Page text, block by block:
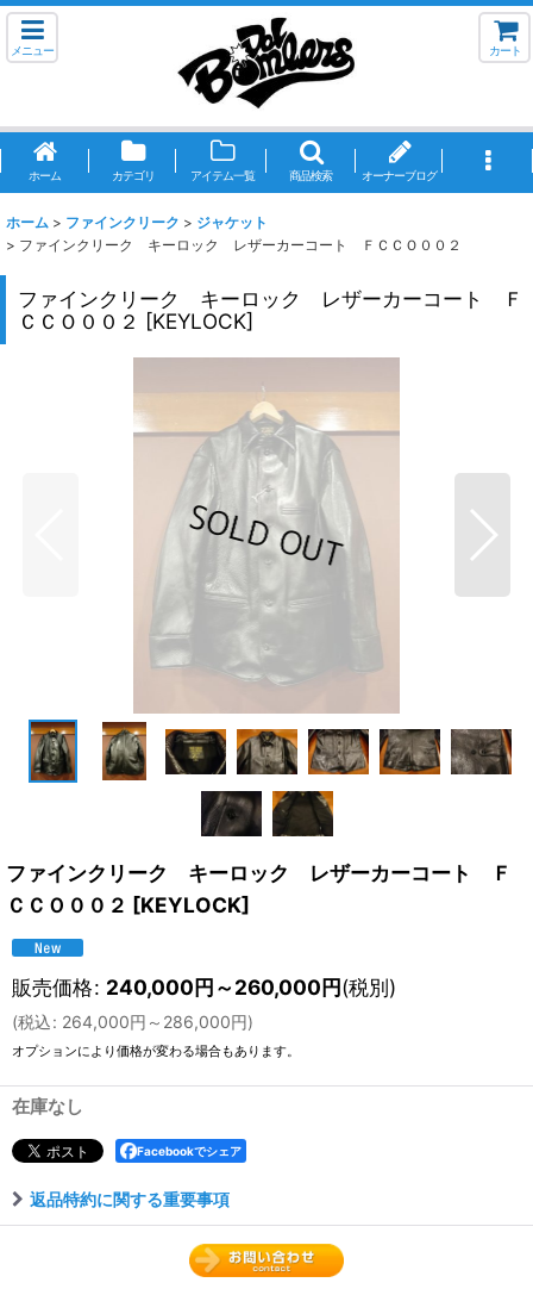
メニュー カート
ホーム カテゴリ アイテム一覧 商品検索 オーナーブログ
ホーム > ファインクリーク > ジャケット
> ファインクリーク キーロック レザーカーコート ＦＣＣＯ００２
ファインクリーク キーロック レザーカーコート Ｆ
ＣＣＯ００２ [KEYLOCK]
ファインクリーク キーロック レザーカーコート Ｆ
ＣＣＯ００２ [KEYLOCK]
販売価格: 240,000円～260,000円(税別)
(税込: 264,000円 ～286,000円)
オプションにより価格が変わる場合もあります。
在庫なし
Facebookでシェア
返品特約に関する重要事項